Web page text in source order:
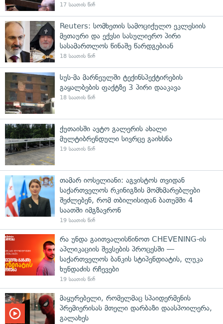
17 საათის წინ
Reuters: სომხეთის სამოციქულო ეკლესიის
მეთაური და ექვსი სასულიერო პირი
სასამართლოს წინაშე წარდგებიან
18 საათის წინ
სუს-მა მარნეულში ტექინსპექტირების
გაყალბების ფაქტზე 3 პირი დააკავა
18 საათის წინ
ქუთაისში ავტო გალერის ახალი
მულტიბრენდული სივრცე გაიხსნა
19 საათის წინ
თამარ იოსელიანი: აგვისტოს თვიდან
საქართველოს რკინიგზის მომხმარებლები
შეძლებენ, რომ თბილისიდან ბათუმში 4
საათში იმგზავრონ
19 საათის წინ
რა უნდა გაითვალისწინოთ CHEVENING-ის
აპლიკაციის შევსების პროცესში —
საქართველოს ბანკის სტიპენდიატის, ლუკა
ხუნდაძის რჩევები
19 საათის წინ
მაყურებელი, რომელმაც სპაიდერმენის
პრემიერისას მთელი დარბაზი დაასპოილერა,
გალახეს